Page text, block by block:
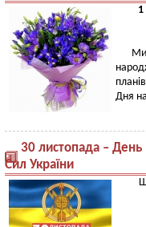
Дня
30 листопада – День
Сил України